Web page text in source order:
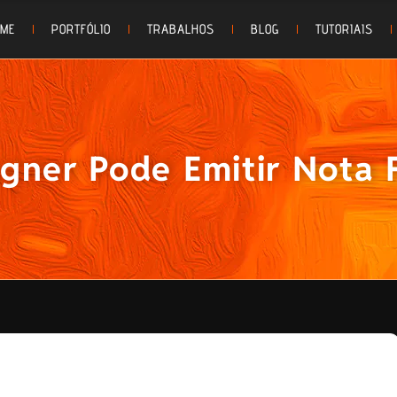
PORTFÓLIO TRABALHOS BLOG TUTORIAIS
Pode Emitir Nota